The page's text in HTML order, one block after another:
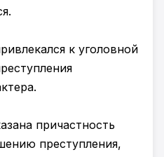
к уголовной
причастность
преступления,